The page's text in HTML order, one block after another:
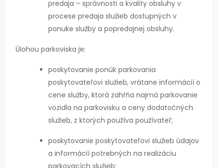
predaja – správnosti a kvality obsluhy v
procese predaja služieb dostupných v
ponuke služby a popredajnej obsluhy.
Úlohou parkoviska je:
poskytovanie ponúk parkovania
poskytovateľovi služieb, vrátane informácií o
cene služby, ktorá zahŕňa najmä parkovanie
vozidla na parkovisku a ceny dodatočných
služieb, z ktorých používa používateľ;
poskytovanie poskytovateľovi služieb údajov
a informácií potrebných na realizáciu